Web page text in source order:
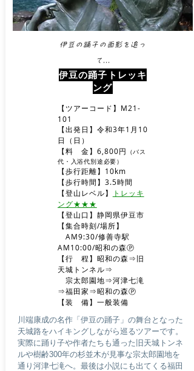
伊豆の踊子の面影を追っ
て...​
伊豆の踊子トレッキ
ング
【ツアーコード】M21-
101
【出発日】令和3年1月10
日（日）
【料 金】6,800円
（バス
代・入浴代別途必要）
【歩行距離】10km
【歩行時間】3.5時間
​【登山レベル】
トレッキ
ング★★★
​【登山口】静岡県伊豆市
【集合時刻/場所】
AM9:30/修善寺駅
AM10:00/昭和の森Ⓟ
​【行 程】昭和の森⇒旧
天城トンネル⇒
宗太郎園地⇒河津七滝
⇒福田家⇒昭和の森Ⓟ
​【装 備】一般装備
川端康成の名作「伊豆の踊子」の舞台となった
天城路をハイキングしながら巡るツアーです。
実際に踊り子や作者たちも通った旧天城トンネ
ルや樹齢300年の杉並木が見事な宗太郎園地を
通り河津七滝へ。最後は小説にも出てくる福田